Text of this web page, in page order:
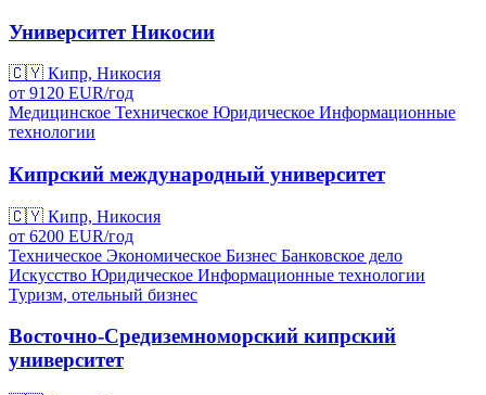
Университет Никосии
🇨🇾 Кипр, Никосия
от 9120 EUR/год
Медицинское Техническое Юридическое Информационные
технологии
Кипрский международный университет
🇨🇾 Кипр, Никосия
от 6200 EUR/год
Техническое Экономическое Бизнес Банковское дело
Искусство Юридическое Информационные технологии
Туризм, отельный бизнес
Восточно-Средиземноморский кипрский
университет